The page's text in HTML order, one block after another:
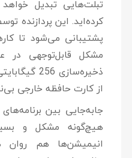
تبلت‌هایی تبدیل
پشتیبانی می‌شود تا
مشکل قابل‌توجهی در
ذخیره‌سازی
از کارت حافظه خارجی
جابه‌جایی بین
هیچ‌گونه مشکل و
انیمیشن‌ها هم روان